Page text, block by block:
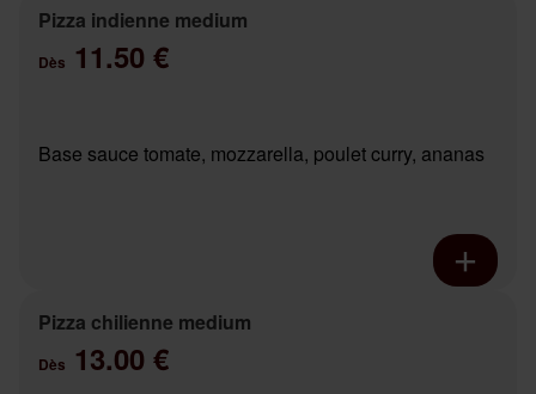
Pizza indienne medium
Dès 11.50 €
Base sauce tomate, mozzarella, poulet curry, ananas
Pizza chilienne medium
Dès 13.00 €